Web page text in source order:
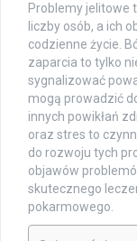
Problemy jelitowe
liczby osób, a ich
codzienne życie.
zaparcia to tylko
sygnalizować
mogą prowadzić
innych powikłań
oraz stres to
do rozwoju tych
objawów
skutecznego
pokarmowego.